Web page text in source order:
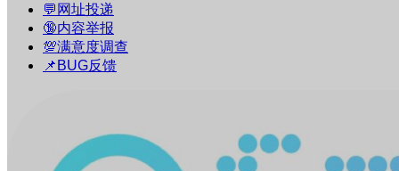
💬网址投递
🔞内容举报
💯满意度调查
📌BUG反馈